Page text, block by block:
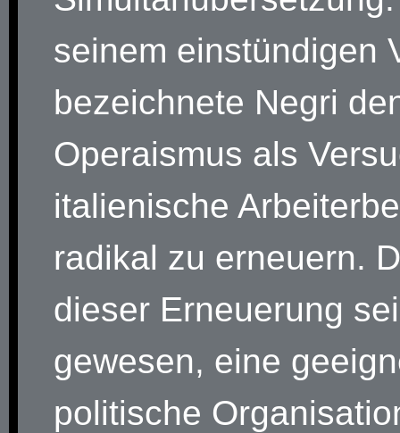
seinem einstündigen
bezeichnete Negri
Operaismus als
italienische
radikal zu erneuern.
dieser Erneuerung
gewesen, eine
politische